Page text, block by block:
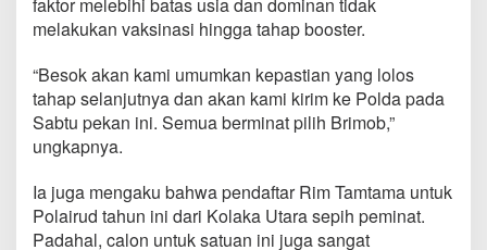
melakukan vaksinasi hingga tahap booster.
“Besok akan kami umumkan kepastian yang lolos
tahap selanjutnya dan akan kami kirim ke Polda pada
Sabtu pekan ini. Semua berminat pilih Brimob,”
ungkapnya.
Ia juga mengaku bahwa pendaftar Rim Tamtama untuk
Polairud tahun ini dari Kolaka Utara sepih peminat.
Padahal, calon untuk satuan ini juga sangat